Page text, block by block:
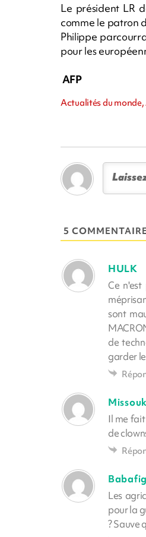
Le président LR
comme le patron
Philippe
pour les
AFP
Actualités du monde,
5
HULK
Ce
sont
de
garder
Missouk
Il me
de
Les
pour la
? Sauve